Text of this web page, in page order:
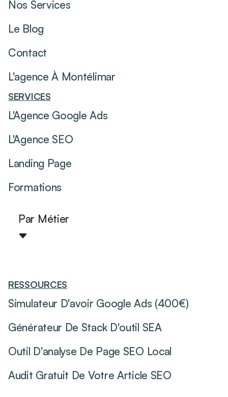
Nos Services
Le Blog
Contact
L'agence À Montélimar
SERVICES
L'Agence Google Ads
L'Agence SEO
Landing Page
Formations
Par Métier
RESSOURCES
Simulateur D'avoir Google Ads (400€)
Générateur De Stack D'outil SEA
Outil D'analyse De Page SEO Local
Audit Gratuit De Votre Article SEO